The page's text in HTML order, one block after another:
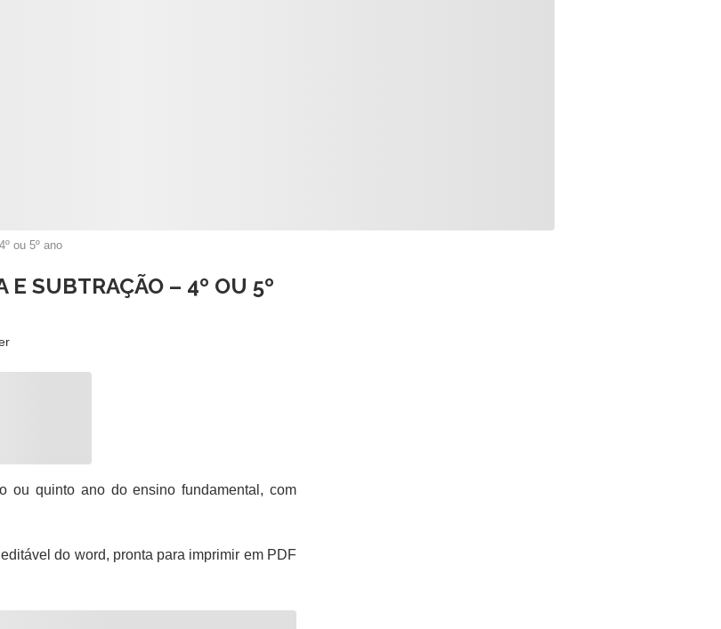
ou 5º ano
E SUBTRAÇÃO – 4º OU 5º
quinto ano do ensino fundamental, com
do word, pronta para imprimir em PDF